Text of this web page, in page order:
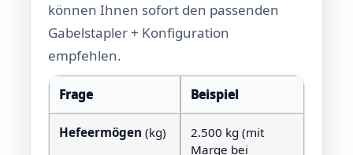
können Ihnen sofort den passenden
Gabelstapler + Konfiguration
empfehlen.
Frage Beispiel
Hefeermögen (kg)
2.500 kg (mit
Marge bei